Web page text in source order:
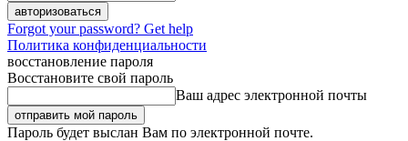
Forgot your password? Get help
Политика конфиденциальности
восстановление пароля
Восстановите свой пароль
Ваш адрес электронной почты
Пароль будет выслан Вам по электронной почте.